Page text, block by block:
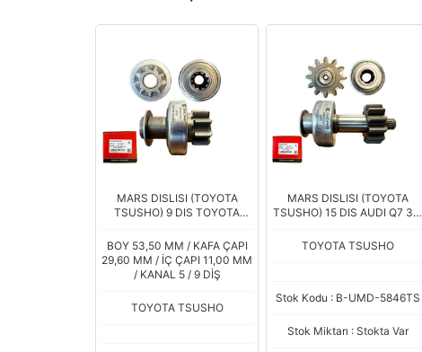
MARS DISLISI (TOYOTA
TSUSHO) 9 DIS TOYOTA
BOY 53,50 MM / KAFA ÇAPI
29,60 MM / İÇ ÇAPI 11,00 MM
/ KANAL 5 / 9 DİŞ
TOYOTA TSUSHO
MARS DISLISI (TOYOTA
TSUSHO) 15 DIS AUDI Q7 3.0
3.0D / VOLKSWAGEN
TOYOTA TSUSHO
Stok Kodu : B-UMD-5846TS
Stok Miktarı : Stokta Var